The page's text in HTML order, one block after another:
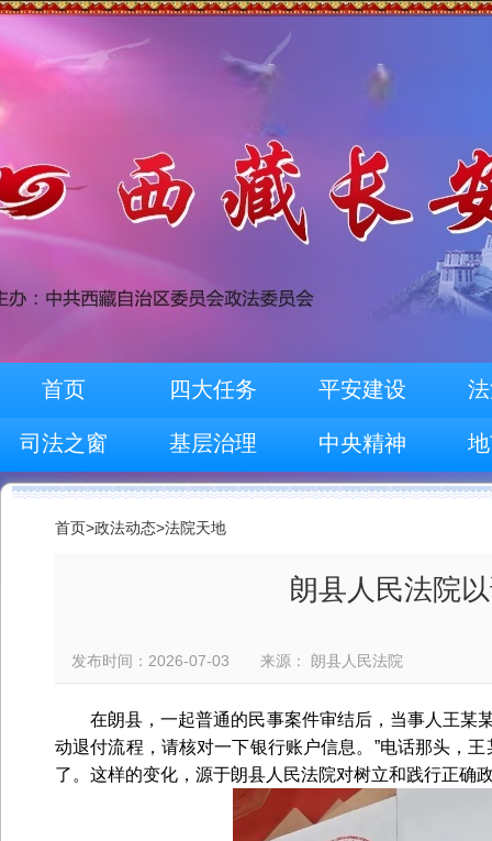
首页 四大任务 平安建设
司法之窗 基层治理 中央精神
首页>政法动态>法院天地
朗县人民法院
发布时间：2026-07-03 来源： 朗县人民法院
在朗县，一起普通的民事案件审结后，当事人王某
动退付流程，请核对一下银行账户信息。”电话那头，
了。这样的变化，源于朗县人民法院对树立和践行正确